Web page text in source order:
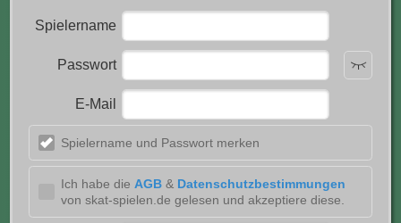
Spielername
Passwort
E-Mail
Spielername und Passwort merken
Ich habe die AGB & Datenschutzbestimmungen
von skat-spielen.de gelesen und akzeptiere diese